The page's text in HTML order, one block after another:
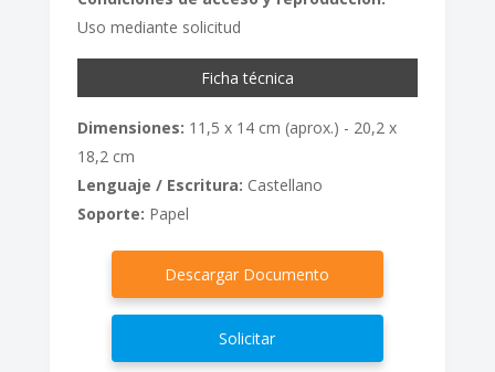
Uso mediante solicitud
Ficha técnica
Dimensiones: 11,5 x 14 cm (aprox.) - 20,2 x
18,2 cm
Lenguaje / Escritura: Castellano
Soporte: Papel
Descargar Documento
Solicitar